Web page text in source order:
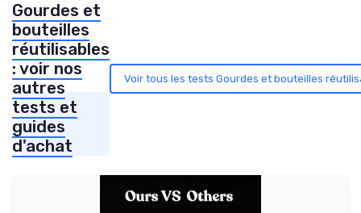
Gourdes et
bouteilles
réutilisables
: voir nos
autres
tests et
guides
d'achat
Voir tous les tests Gourdes et bouteilles